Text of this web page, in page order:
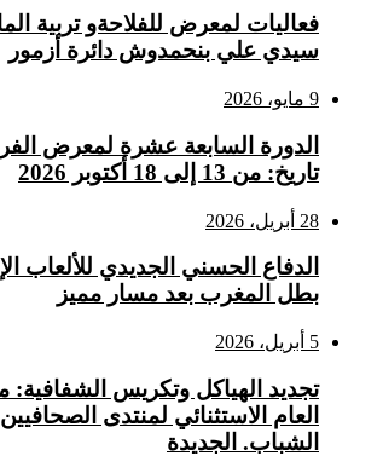
فعاليات لمعرض للفلاحةو تربية
سيدي علي بنحمدوش دائرة أزمور
9 مايو، 2026
الدورة السابعة عشرة لمعرض
تاريخ: من 13 إلى 18 أكتوبر 2026
28 أبريل، 2026
الدفاع الحسني الجديدي للألعاب
بطل المغرب بعد مسار مميز
5 أبريل، 2026
تجديد الهياكل وتكريس
العام الاستثنائي لمنتدى
الشباب. الجديدة